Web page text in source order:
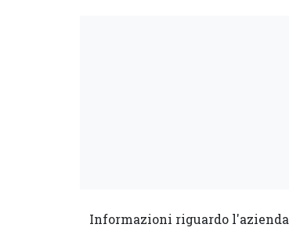
Informazioni riguardo l'azienda